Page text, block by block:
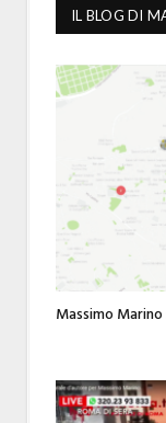
IL BLOG DI
Massimo